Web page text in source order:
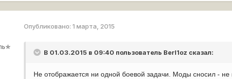
Опубликовано:1 марта, 2015
В 01.03.2015 в 09:40 пользователь Berl1oz сказал:
Не отображается ни одной боевой задачи. Моды сносил - не